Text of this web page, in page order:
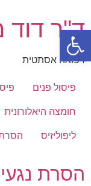
פתח סרגל נגישות
לתוכן
ד"ר דוד
רפואה אסתטית
פיסול פנים
חומצה היאלורונית
ליפוליזיס הסרת
הסרת